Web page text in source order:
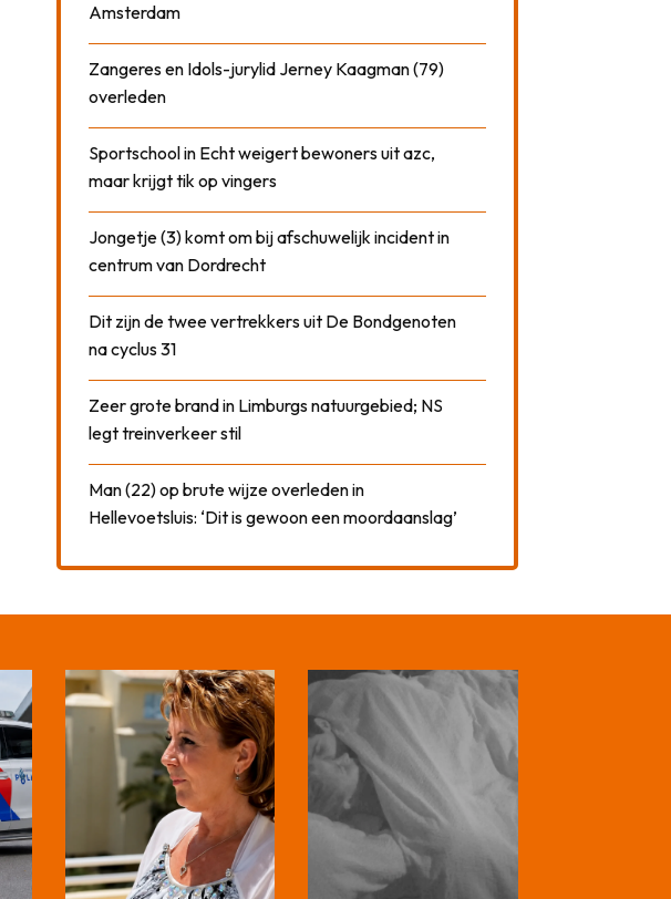
Amsterdam
Zangeres en Idols-jurylid Jerney Kaagman (79)
overleden
Sportschool in Echt weigert bewoners uit azc,
maar krijgt tik op vingers
Jongetje (3) komt om bij afschuwelijk incident in
centrum van Dordrecht
Dit zijn de twee vertrekkers uit De Bondgenoten
na cyclus 31
Zeer grote brand in Limburgs natuurgebied; NS
legt treinverkeer stil
Man (22) op brute wijze overleden in
Hellevoetsluis: ‘Dit is gewoon een moordaanslag’